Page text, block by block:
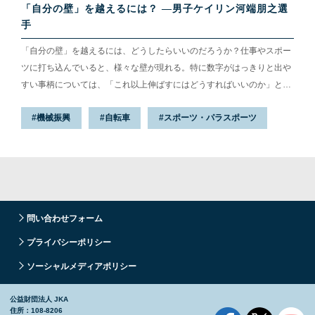
「自分の壁」を越えるには？ —男子ケイリン河端朋之選
手
「自分の壁」を越えるには、どうしたらいいのだろうか？仕事やスポー
ツに打ち込んでいると、様々な壁が現れる。特に数字がはっきりと出や
すい事柄については、「これ以上伸ばすにはどうすればいいのか」と悩
大きく感じられる。
機械振興 自転車 スポーツ・パラスポーツ
問い合わせフォーム
プライバシーポリシー
ソーシャルメディアポリシー
公益財団法人 JKA
住所：108-8206